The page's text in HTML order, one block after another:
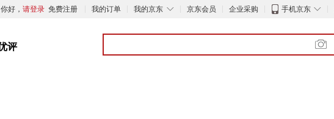
你好， 请登录 免费注册 我的订单 ◇
我的京东 京东会员 企业采购 ◇
手机京东